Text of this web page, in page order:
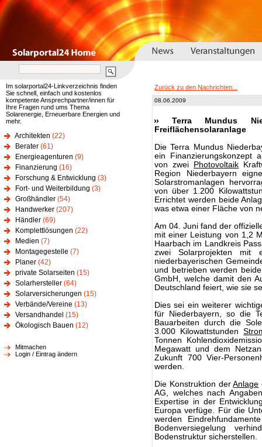
Im solarportal24-Linkverzeichnis finden
Sie schnell, einfach und kostenlos
kompetente Ansprechpartner/innen für
Ihre Fragen rund ums Thema
Solarenergie, Erneuerbare Energien und
mehr.
Architekten (22)
Berater (61)
Energieagenturen (9)
Finanzierung (16)
Forschung & Entwicklung (3)
Fort- und Weiterbildung (3)
Großhändler (54)
Handwerker (207)
Händler (69)
Komplettlösungen (22)
Medien (7)
Montagegestelle (7)
Planer (42)
private Solarseiten (15)
Solarhersteller (64)
Solarversicherungen (15)
Verbände/Vereine (13)
Versandhandel (15)
Ökologisch Bauen (12)
Mitmachen
Login / Eintrag ändern
Zurück zu den Nachrichten...
08.06.2009
Terra Mundus
Freiflächensolaranlage
Die Terra Mundus
ein Finanzierungskonzept
von zwei
Photovoltaik
Region Niederbayern
Solarstromanlagen
von über 1.200
Errichtet werden beide
was etwa einer Fläche von
Am 04. Juni fand der
mit einer Leistung von 1,2
Haarbach im Landkreis
zwei Solarprojekten mit
niederbayerischen
und betrieben werden
GmbH, welche damit den
Deutschland feiert, wie sie
Dies sei ein weiterer
für Niederbayern, so die
Bauarbeiten durch die
3.000 Kilowattstunden
Tonnen
Megawatt und dem
Zukunft 700 Vier-
werden.
Die Konstruktion derAnlage
AG, welches nach
Expertise in der
Europa verfüge. Für die
werden
Bodenversiegelung
Bodenstruktur sicherstellen.